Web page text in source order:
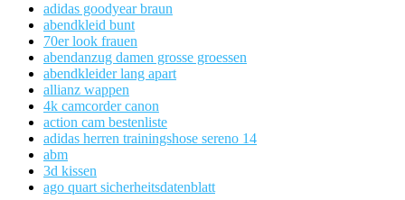
adidas goodyear braun
abendkleid bunt
70er look frauen
abendanzug damen grosse groessen
abendkleider lang apart
allianz wappen
4k camcorder canon
action cam bestenliste
adidas herren trainingshose sereno 14
abm
3d kissen
ago quart sicherheitsdatenblatt